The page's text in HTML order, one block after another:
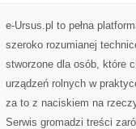
e-Ursus.pl to pełna
szeroko rozumianej
stworzone dla osób, które
urządzeń rolnych w
za to z naciskiem na
Serwis gromadzi treści